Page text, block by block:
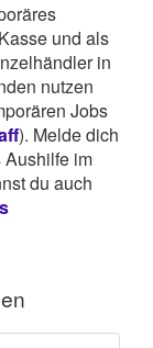
und als
in
nutzen
Jobs
). Melde dich
Aushilfe im
du auch